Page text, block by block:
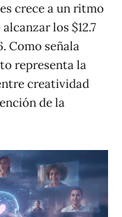
crece a un ritmo
los $12.7
Como señala
representa la
creatividad
de la